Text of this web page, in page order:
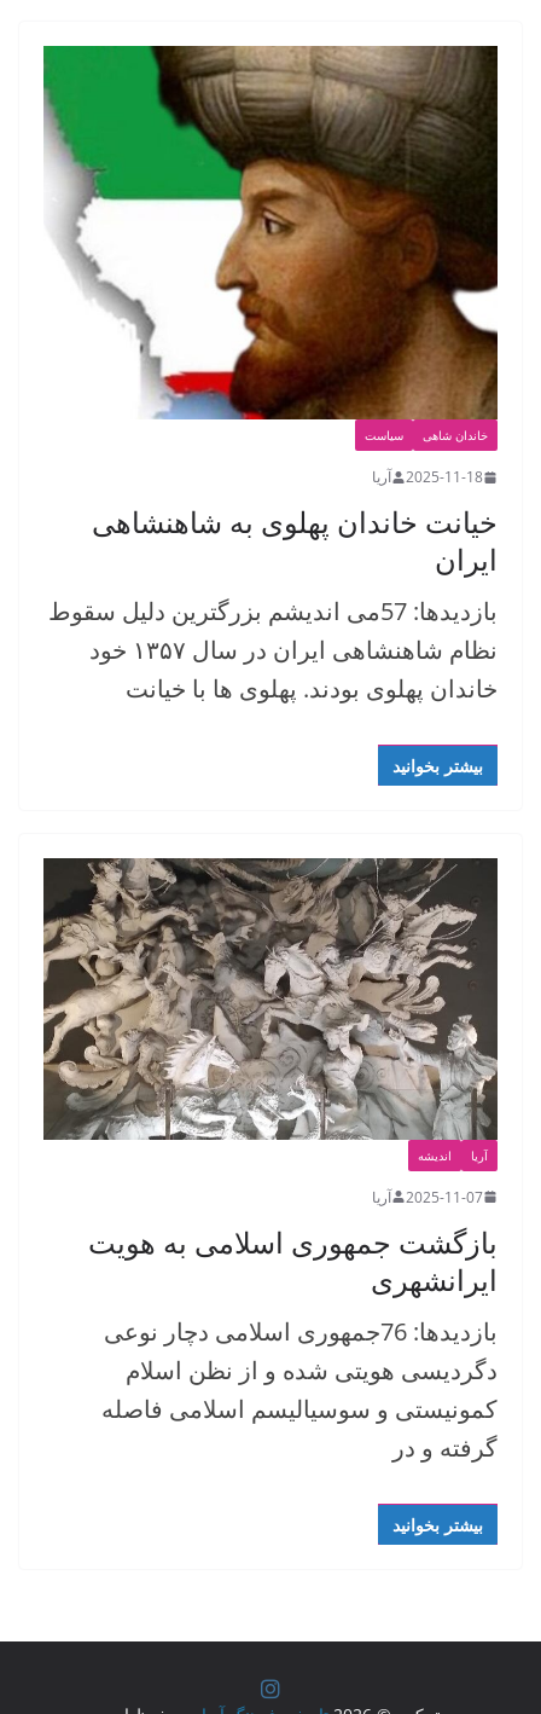
خاندان شاهی سیاست
2025-11-18 آریا
خیانت خاندان پهلوی به شاهنشاهی
ایران
بازدیدها: 57می اندیشم بزرگترین دلیل سقوط
نظام شاهنشاهی ایران در سال ۱۳۵۷ خود
خاندان پهلوی بودند. پهلوی ها با خیانت
بیشتر بخوانید
آریا اندیشه
2025-11-07 آریا
بازگشت جمهوری اسلامی به هویت
ایرانشهری
بازدیدها: 76جمهوری اسلامی دچار نوعی
دگردیسی هویتی شده و از نظن اسلام
کمونیستی و سوسیالیسم اسلامی فاصله
گرفته و در
بیشتر بخوانید